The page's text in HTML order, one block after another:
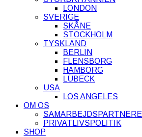
LONDON
SVERIGE
SKÅNE
STOCKHOLM
TYSKLAND
BERLIN
FLENSBORG
HAMBORG
LÜBECK
USA
LOS ANGELES
OM OS
SAMARBEJDSPARTNERE
PRIVATLIVSPOLITIK
SHOP